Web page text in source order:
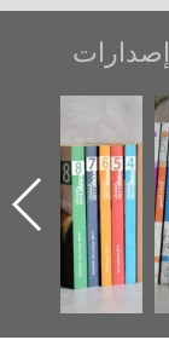
إصدارات
تصدر حصاد
الساحات 2019